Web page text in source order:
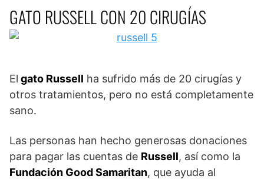
GATO RUSSELL CON 20 CIRUGÍAS
El gato Russell ha sufrido más de 20 cirugías y
otros tratamientos, pero no está completamente
sano.
Las personas han hecho generosas donaciones
para pagar las cuentas de Russell, así como la
Fundación Good Samaritan, que ayuda al